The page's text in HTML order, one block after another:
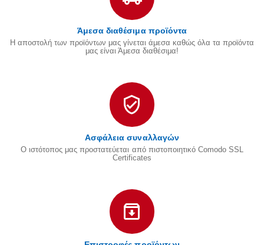
Άμεσα διαθέσιμα προϊόντα
Η αποστολή των προϊόντων μας γίνεται άμεσα καθώς όλα τα προϊόντα
μας είναι Άμεσα διαθέσιμα!
Ασφάλεια συναλλαγών
Ο ιστότοπος μας προστατεύεται από πιστοποιητικό Comodo SSL
Certificates